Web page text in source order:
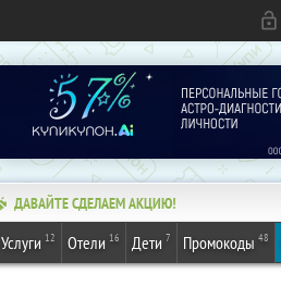
ДАВАЙТЕ СДЕЛАЕМ АКЦИЮ!
Услуги 12 Отели 16 Дети 7 Промокоды 48